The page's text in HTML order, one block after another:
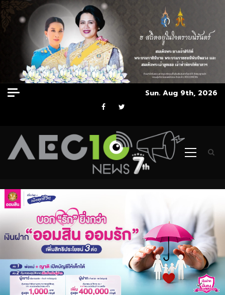
Skip
to
Sun. Aug 9th, 2026
Facebook
Twitter
Primary